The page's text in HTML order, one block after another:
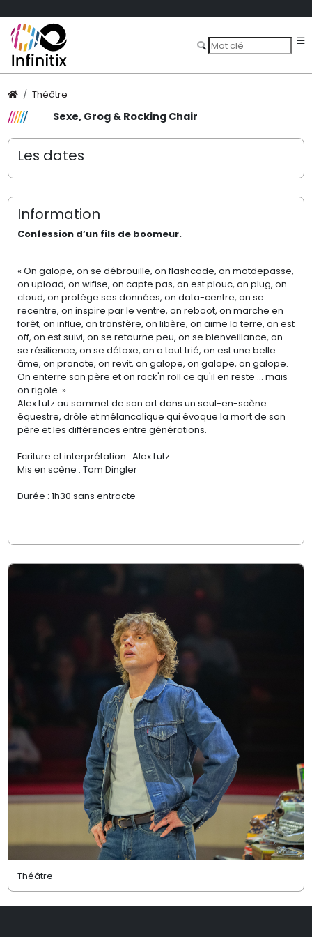
Théâtre
Sexe, Grog & Rocking Chair
Les dates
Information
Confession d’un fils de boomeur.
« On galope, on se débrouille, on flashcode, on motdepasse,
on upload, on wifise, on capte pas, on est plouc, on plug, on
cloud, on protège ses données, on data-centre, on se
recentre, on inspire par le ventre, on reboot, on marche en
forêt, on influe, on transfère, on libère, on aime la terre, on est
off, on est suivi, on se retourne peu, on se bienveillance, on
se résilience, on se détoxe, on a tout trié, on est une belle
âme, on pronote, on revit, on galope, on galope, on galope.
On enterre son père et on rock'n roll ce qu'il en reste ... mais
on rigole. »
Alex Lutz au sommet de son art dans un seul-en-scène
équestre, drôle et mélancolique qui évoque la mort de son
père et les différences entre générations.
Ecriture et interprétation : Alex Lutz
Mis en scène : Tom Dingler
Durée : 1h30 sans entracte
Théâtre